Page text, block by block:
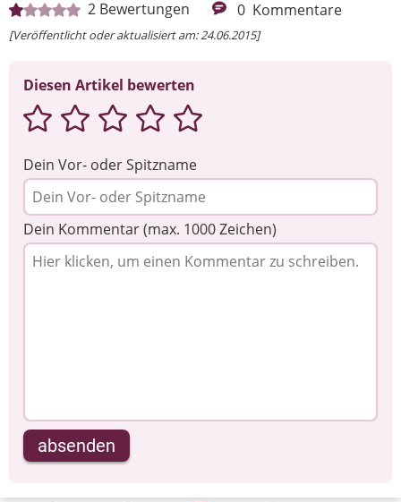
2 Bewertungen 0 Kommentare
[Veröffentlicht oder aktualisiert am: 24.06.2015]
Diesen Artikel bewerten
Dein Vor- oder Spitzname
Dein Kommentar (max. 1000 Zeichen)
absenden